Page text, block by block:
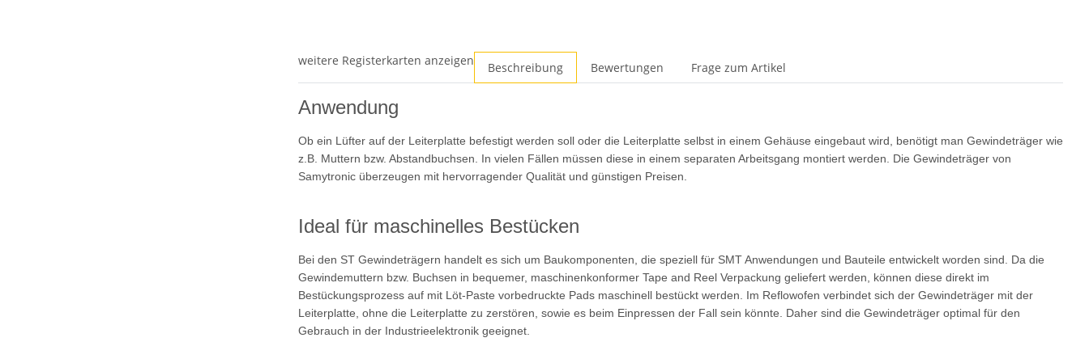
weitere Registerkarten anzeigen Beschreibung Bewertungen Frage zum Artikel
Anwendung
Ob ein Lüfter auf der Leiterplatte befestigt werden soll oder die Leiterplatte selbst in einem Gehäuse eingebaut wird, benötigt man Gewindeträger wie
z.B. Muttern bzw. Abstandbuchsen. In vielen Fällen müssen diese in einem separaten Arbeitsgang montiert werden. Die Gewindeträger von
Samytronic überzeugen mit hervorragender Qualität und günstigen Preisen.
Ideal für maschinelles Bestücken
Bei den ST Gewindeträgern handelt es sich um Baukomponenten, die speziell für SMT Anwendungen und Bauteile entwickelt worden sind. Da die
Gewindemuttern bzw. Buchsen in bequemer, maschinenkonformer Tape and Reel Verpackung geliefert werden, können diese direkt im
Bestückungsprozess auf mit Löt-Paste vorbedruckte Pads maschinell bestückt werden. Im Reflowofen verbindet sich der Gewindeträger mit der
Leiterplatte, ohne die Leiterplatte zu zerstören, sowie es beim Einpressen der Fall sein könnte. Daher sind die Gewindeträger optimal für den
Gebrauch in der Industrieelektronik geeignet.